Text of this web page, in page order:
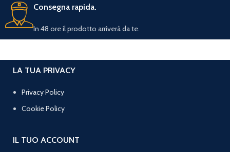
Consegna rapida.
In 48 ore il prodotto arriverà da te.
LA TUA PRIVACY
Privacy Policy
Cookie Policy
IL TUO ACCOUNT